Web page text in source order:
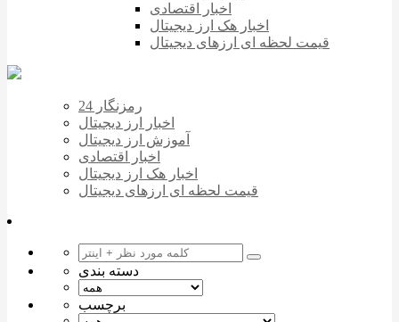
اخبار اقتصادی
اخبار هک ارز دیجیتال
قیمت لحظه ای ارزهای دیجیتال
رمزنگار 24
اخبار ارز دیجیتال
آموزش ارز دیجیتال
اخبار اقتصادی
اخبار هک ارز دیجیتال
قیمت لحظه ای ارزهای دیجیتال
دسته بندی
برچسب